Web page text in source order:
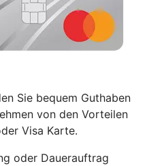
Sie bequem Guthaben
von den Vorteilen
Visa Karte.
oder Dauerauftrag